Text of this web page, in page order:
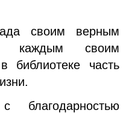
своим верным
каждым своим
библиотеке часть